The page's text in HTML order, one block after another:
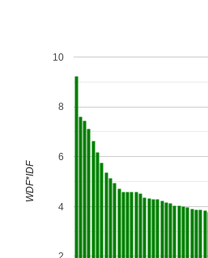
4
6
8
10
WDF*IDF